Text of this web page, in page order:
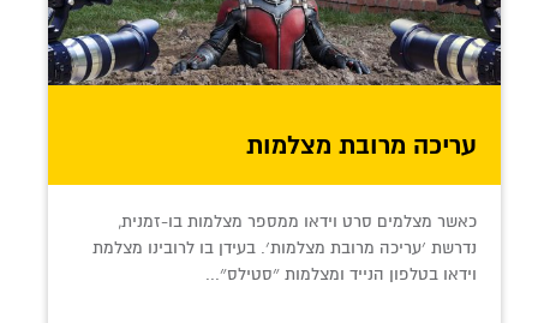
עריכה מרובת מצלמות
כאשר מצלמים סרט וידאו ממספר מצלמות בו-זמנית,
נדרשת ׳עריכה מרובת מצלמות׳. בעידן בו לרובינו מצלמת
וידאו בטלפון הנייד ומצלמות ״סטילס״...